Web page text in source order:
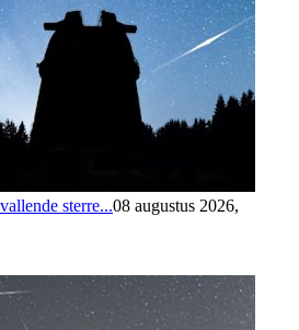
sterre...08 augustus 2026,